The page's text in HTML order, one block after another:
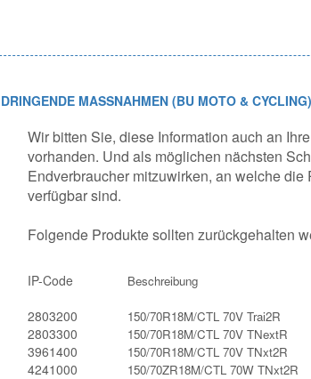
DRINGENDE MASSNAHMEN (BU MOTO & CYCLING)
Wir bitten Sie, diese Information auch an
vorhanden. Und als möglichen nächsten
Endverbraucher mitzuwirken, an welche
verfügbar sind.
Folgende Produkte sollten zurückgehalten
IP-Code
2803200
2803300
3961400
4241000
Beschreibung
150/70R18M/CTL 70V Trai2R
150/70R18M/CTL 70V TNextR
150/70R18M/CTL 70V TNxt2R
150/70ZR18M/CTL 70W TNxt2R